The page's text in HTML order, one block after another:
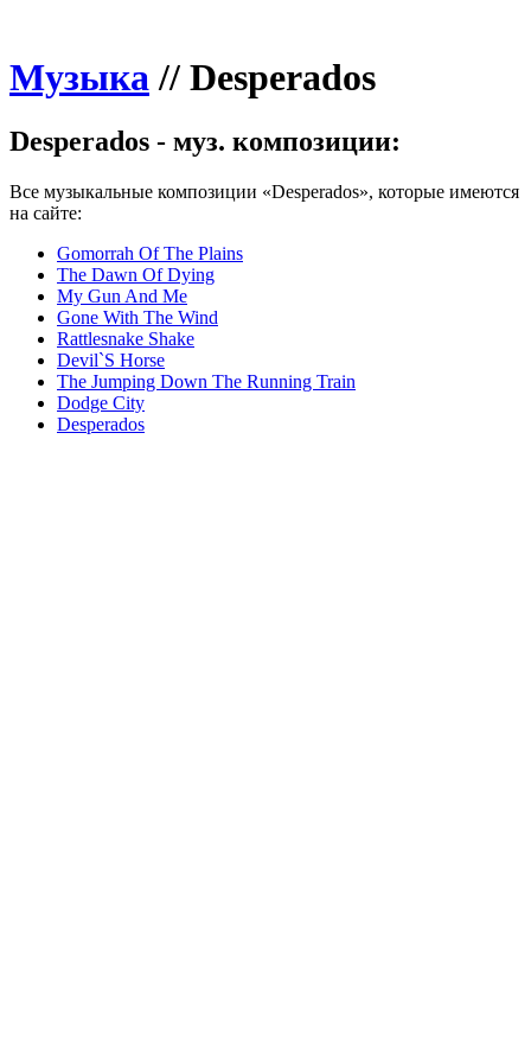
Музыка// Desperados
Desperados - муз. композиции:
Все музыкальные композиции «Desperados», которые имеются
на сайте:
Gomorrah Of The Plains
The Dawn Of Dying
My Gun And Me
Gone With The Wind
Rattlesnake Shake
Devil`S Horse
The Jumping Down The Running Train
Dodge City
Desperados